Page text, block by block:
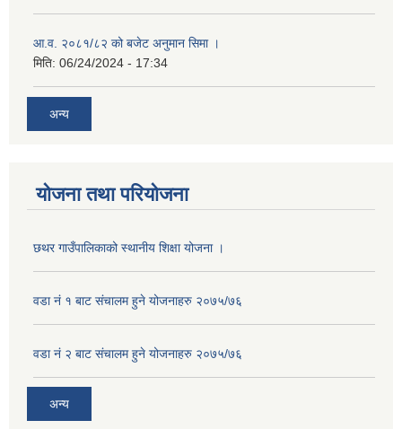
आ.व. २०८१/८२ को बजेट अनुमान सिमा ।
मिति: 06/24/2024 - 17:34
अन्य
योजना तथा परियोजना
छथर गाउँपालिकाको स्थानीय शिक्षा योजना ।
वडा नं १ बाट संचालम हुने योजनाहरु २०७५/७६
वडा नं २ बाट संचालम हुने योजनाहरु २०७५/७६
अन्य